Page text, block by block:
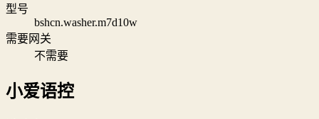
型号
bshcn.washer.m7d10w
需要网关
不需要
小爱语控